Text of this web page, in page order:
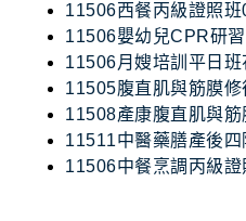
11506西餐丙級證照
11506嬰幼兒CPR研
11506月嫂培訓平日班
11505腹直肌與筋膜修
11508產康腹直肌與筋
11511中醫藥膳產後四
11506中餐烹調丙級證